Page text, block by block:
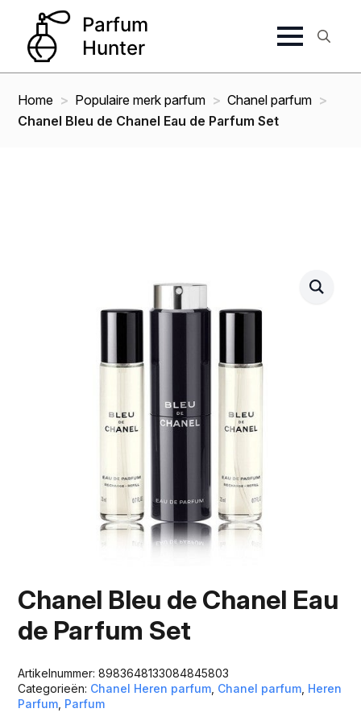
Home Populaire merk parfum
Chanel parfum
Chanel Bleu de Chanel Eau de Parfum Set
Chanel Bleu de Chanel Eau
de Parfum Set
Artikelnummer:8983648133084845803
Categorieën: Chanel Heren parfum Chanel parfum Heren
Parfum Parfum